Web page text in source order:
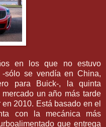
en los que no estuvo
sólo se vendía en China,
para Buick-, la quinta
un año más tarde
2010. Está basado en el
con la mecánica más
que entrega